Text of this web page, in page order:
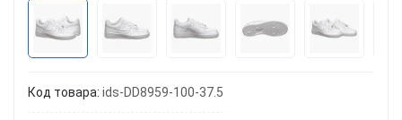
Код товара: ids-DD8959-100-37.5